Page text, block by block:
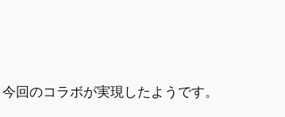
回のコラボが実現したようです。